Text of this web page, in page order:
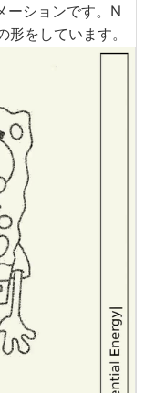
ーションです。N
をしています。